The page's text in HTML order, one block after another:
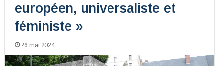
européen, universaliste et
féministe »
26 mai 2024